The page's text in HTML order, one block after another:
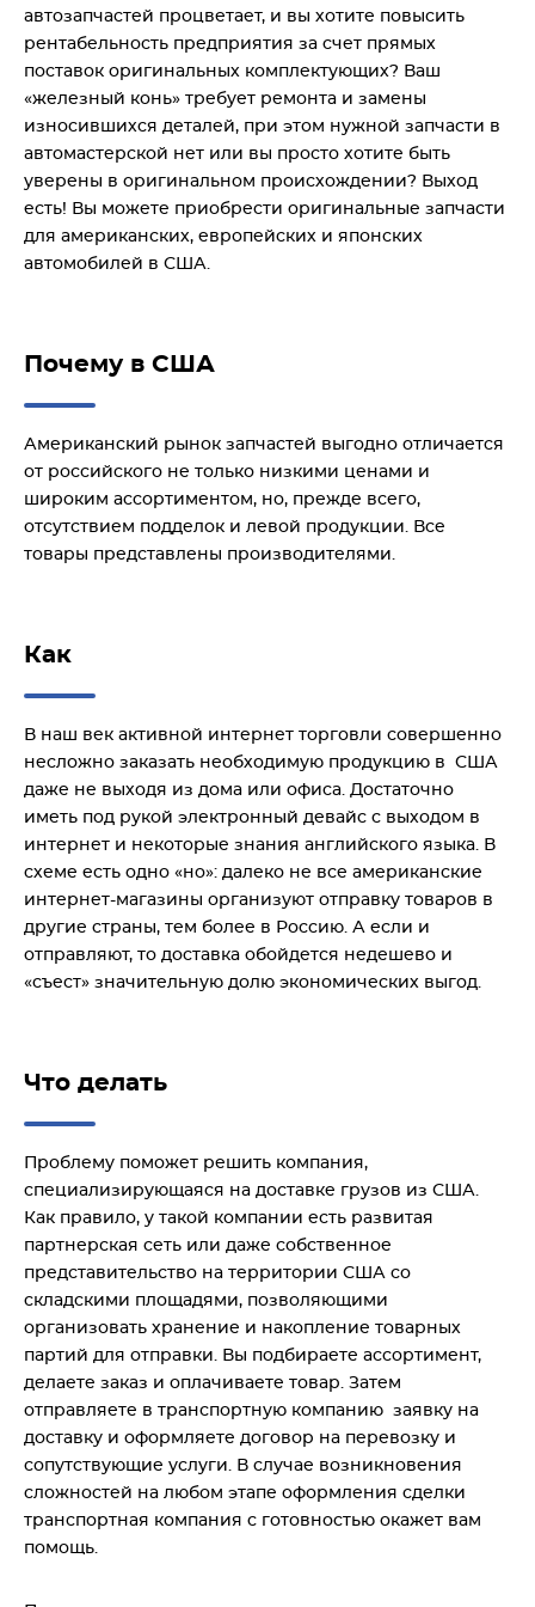
автозапчастей процветает, и вы хотите повысить
рентабельность предприятия за счет прямых
поставок оригинальных комплектующих? Ваш
«железный конь» требует ремонта и замены
износившихся деталей, при этом нужной запчасти в
автомастерской нет или вы просто хотите быть
уверены в оригинальном происхождении? Выход
есть! Вы можете приобрести оригинальные запчасти
для американских, европейских и японских
автомобилей в США.
Почему в США
Американский рынок запчастей выгодно отличается
от российского не только низкими ценами и
широким ассортиментом, но, прежде всего,
отсутствием подделок и левой продукции. Все
товары представлены производителями.
Как
В наш век активной интернет торговли совершенно
несложно заказать необходимую продукцию в США
даже не выходя из дома или офиса. Достаточно
иметь под рукой электронный девайс с выходом в
интернет и некоторые знания английского языка. В
схеме есть одно «но»: далеко не все американские
интернет-магазины организуют отправку товаров в
другие страны, тем более в Россию. А если и
отправляют, то доставка обойдется недешево и
«съест» значительную долю экономических выгод.
Что делать
Проблему поможет решить компания,
специализирующаяся на доставке грузов из США.
Как правило, у такой компании есть развитая
партнерская сеть или даже собственное
представительство на территории США со
складскими площадями, позволяющими
организовать хранение и накопление товарных
партий для отправки. Вы подбираете ассортимент,
делаете заказ и оплачиваете товар. Затем
отправляете в транспортную компанию заявку на
доставку и оформляете договор на перевозку и
сопутствующие услуги. В случае возникновения
сложностей на любом этапе оформления сделки
транспортная компания с готовностью окажет вам
помощь.